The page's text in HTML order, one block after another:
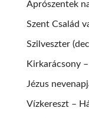
Aprószentek
Szent Család
Szilveszter
Kirkarácsony
Jézus
Vízkereszt –